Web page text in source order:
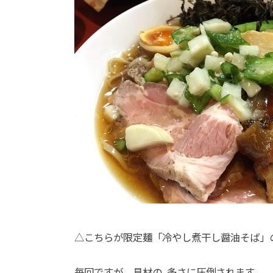
△こちらが限定麺「冷やし煮干し醤油そば」